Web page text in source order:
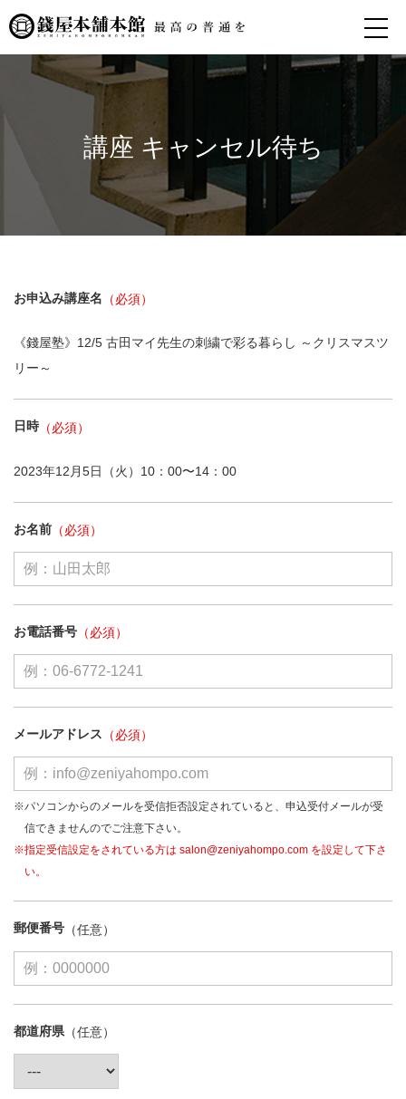
講座 キャンセル待ち
お申込み講座名
《錢屋塾》12/5 古田マイ先生の刺繍で彩る暮らし ～クリスマスツ
リー～
日時
2023年12月5日（火）10：00〜14：00
お名前
お電話番号
メールアドレス
※パソコンからのメールを受信拒否設定されていると、申込受付メールが受
信できませんのでご注意下さい。
※指定受信設定をされている方は salon@zeniyahompo.com を設定して下さ
い。
郵便番号
都道府県